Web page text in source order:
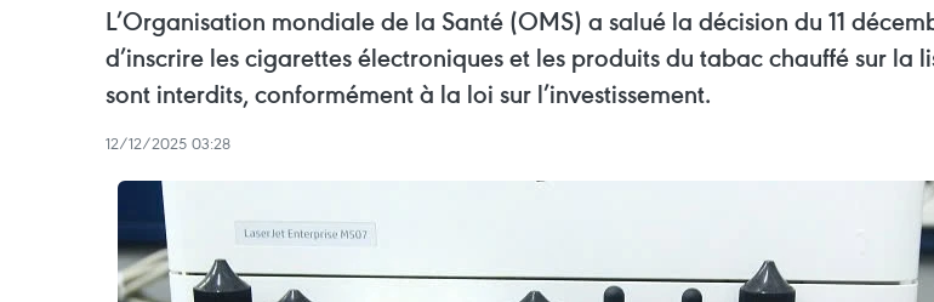
L’Organisation mondiale de la Santé (OMS) a salué la décision du 11
d’inscrire les cigarettes électroniques et les produits du tabac chauffé sur la
sont interdits, conformément à la loi sur l’investissement.
12/12/2025 03:28